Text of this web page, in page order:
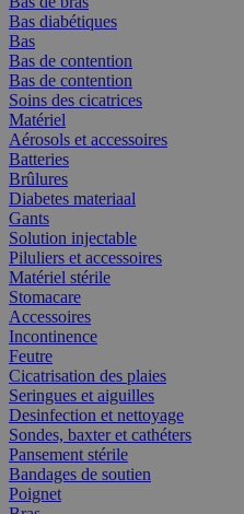
Bas diabétiques
Bas
Bas de contention
Bas de contention
Soins des cicatrices
Matériel
Aérosols et accessoires
Batteries
Brûlures
Diabetes materiaal
Gants
Solution injectable
Piluliers et accessoires
Matériel stérile
Stomacare
Accessoires
Incontinence
Feutre
Cicatrisation des plaies
Seringues et aiguilles
Desinfection et nettoyage
Sondes, baxter et cathéters
Pansement stérile
Bandages de soutien
Poignet